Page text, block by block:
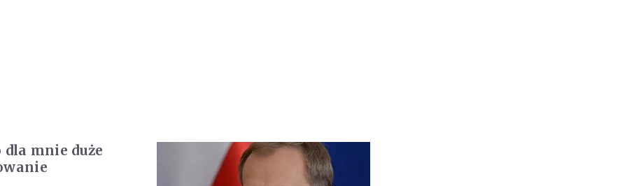
mnie duże